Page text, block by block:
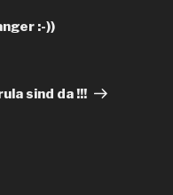
:-))
sind da !!!